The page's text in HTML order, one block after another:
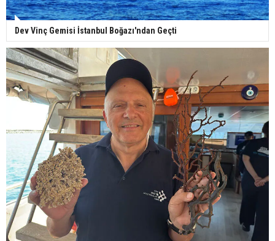
Dev Vinç Gemisi İstanbul Boğazı'ndan Geçti